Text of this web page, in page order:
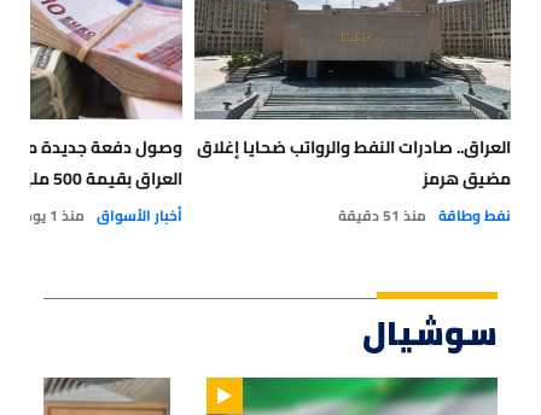
العراق.. صادرات النفط والرواتب ضحايا إغلاق
مضيق هرمز
نفط وطاقة منذ 51 دقيقة
وصول دفعة جديدة من
العراق بقيمة 500 مليون دولار
أخبار الأسواق منذ 1 يوم
سوشيال